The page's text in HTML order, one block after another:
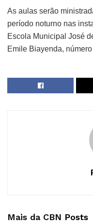
As aulas serão
período noturno nas
Escola Municipal José
Emile Biayenda,
Mais da CBN Posts